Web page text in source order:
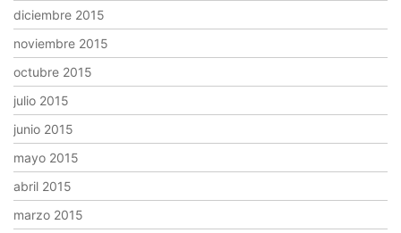
diciembre 2015
noviembre 2015
octubre 2015
julio 2015
junio 2015
mayo 2015
abril 2015
marzo 2015